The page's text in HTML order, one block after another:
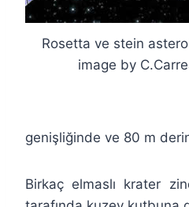
Rosetta ve stein
image by
genişliğinde ve 80 m
Birkaç elmaslı krater